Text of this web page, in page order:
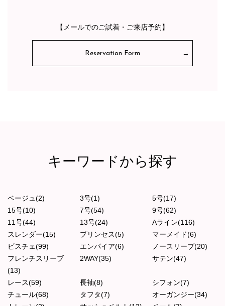
【メールでのご試着・ご来店予約】
Reservation Form
キーワードから探す
ベージュ(2) 3号(1)
5号(17)
15号(10)
7号(54)
9号(62)
11号(44)
13号(24)
Aライン(116)
スレンダー(15)
プリンセス(5)
マーメイド(6)
ビスチェ(99)
エンパイア(6)
ノースリーブ(20)
フレンチスリーブ
(13)
2WAY(35) サテン(47)
レース(59) 長袖(8)
シフォン(7)
チュール(68)
タフタ(7)
オーガンジー(34)